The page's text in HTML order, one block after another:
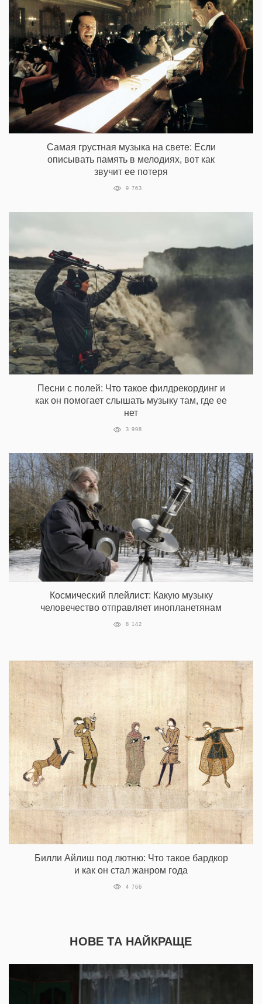
Самая грустная музыка на свете: Если
описывать память в мелодиях, вот как
звучит ее потеря
9 763
Песни с полей: Что такое филдрекординг и
как он помогает слышать музыку там, где ее
нет
3 998
Космический плейлист: Какую музыку
человечество отправляет инопланетянам
8 142
Билли Айлиш под лютню: Что такое бардкор
и как он стал жанром года
4 766
НОВЕ ТА НАЙКРАЩЕ